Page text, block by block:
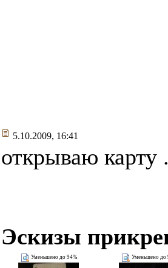
5.10.2009, 16:41
открываю карту
Эскизы
Уменьшено до 94% Уменьшено до